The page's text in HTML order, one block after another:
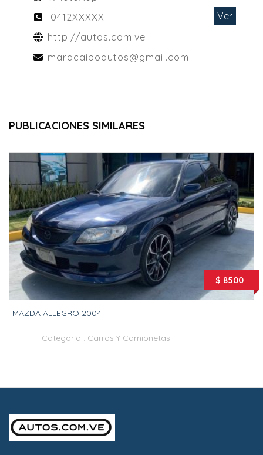
0412XXXXX
Ver
http://autos.com.ve
maracaiboautos@gmail.com
PUBLICACIONES SIMILARES
$ 8500
MAZDA ALLEGRO 2004
Categoría : Carros Y Camionetas